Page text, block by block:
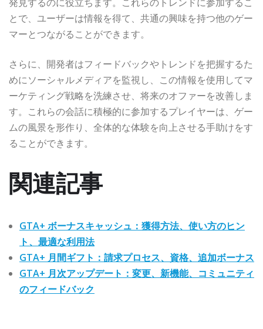
発見するのに役立ちます。これらのトレンドに参加するこ
とで、ユーザーは情報を得て、共通の興味を持つ他のゲー
マーとつながることができます。
さらに、開発者はフィードバックやトレンドを把握するた
めにソーシャルメディアを監視し、この情報を使用してマ
ーケティング戦略を洗練させ、将来のオファーを改善しま
す。これらの会話に積極的に参加するプレイヤーは、ゲー
ムの風景を形作り、全体的な体験を向上させる手助けをす
ることができます。
関連記事
GTA+ ボーナスキャッシュ：獲得方法、使い方のヒン
ト、最適な利用法
GTA+ 月間ギフト：請求プロセス、資格、追加ボーナス
GTA+ 月次アップデート：変更、新機能、コミュニティ
のフィードバック